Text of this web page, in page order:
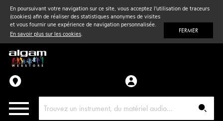
En poursuivant votre navigation sur ce site, vous acceptez l'utilisation de traceurs
(cookies) afin de réaliser des statistiques anonymes de visites
et vous fournir une expérience de navigation personnalisée.
En savoir plus sur les cookies. FERMER
Vent& Violon
Accessoires
Pièces détachées